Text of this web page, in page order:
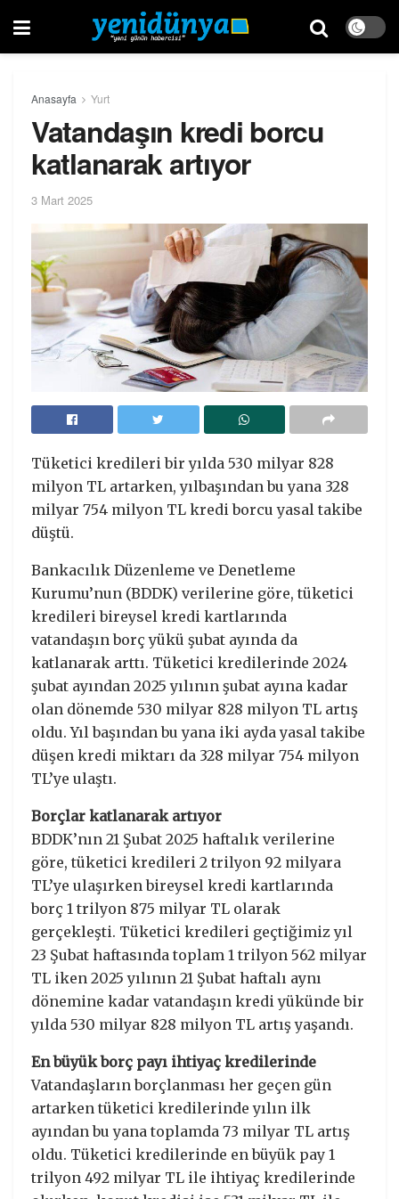
Anasayfa Yurt
Vatandaşın kredi borcu
katlanarak artıyor
3 Mart 2025
Tüketici kredileri bir yılda 530 milyar 828
milyon TL artarken, yılbaşından bu yana 328
milyar 754 milyon TL kredi borcu yasal takibe
düştü.
Bankacılık Düzenleme ve Denetleme
Kurumu’nun (BDDK) verilerine göre, tüketici
kredileri bireysel kredi kartlarında
vatandaşın borç yükü şubat ayında da
katlanarak arttı. Tüketici kredilerinde 2024
şubat ayından 2025 yılının şubat ayına kadar
olan dönemde 530 milyar 828 milyon TL artış
oldu. Yıl başından bu yana iki ayda yasal takibe
düşen kredi miktarı da 328 milyar 754 milyon
TL’ye ulaştı.
Borçlar katlanarak artıyor
BDDK’nın 21 Şubat 2025 haftalık verilerine
göre, tüketici kredileri 2 trilyon 92 milyara
TL’ye ulaşırken bireysel kredi kartlarında
borç 1 trilyon 875 milyar TL olarak
gerçekleşti. Tüketici kredileri geçtiğimiz yıl
23 Şubat haftasında toplam 1 trilyon 562 milyar
TL iken 2025 yılının 21 Şubat haftalı aynı
dönemine kadar vatandaşın kredi yükünde bir
yılda 530 milyar 828 milyon TL artış yaşandı.
En büyük borç payı ihtiyaç kredilerinde
Vatandaşların borçlanması her geçen gün
artarken tüketici kredilerinde yılın ilk
ayından bu yana toplamda 73 milyar TL artış
oldu. Tüketici kredilerinde en büyük pay 1
trilyon 492 milyar TL ile ihtiyaç kredilerinde